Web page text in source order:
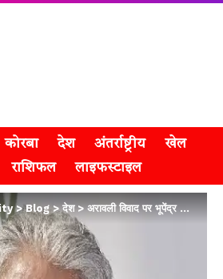
कोरबा देश अंतर्राष्ट्रीय
खेल
राशिफल लाइफस्टाइल
>Blog >देश>अरावली विवाद पर भूपेंद्र यादव का बयान, बोले—90 फीसदी क्षेत्र संरक्षित